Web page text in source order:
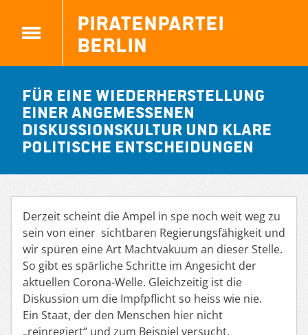
Piratenpartei
Berlin
Für eine Wiederherstellung
einer angemessenen
Diskussionskultur und klare
politische Entscheidungen
Derzeit scheint die Ampel in spe noch weit weg zu
sein von einer sichtbaren Regierungsfähigkeit und
wir spüren eine Art Machtvakuum an dieser Stelle.
So gibt es spärliche Schritte im Angesicht der
aktuellen Corona-Welle. Gleichzeitig ist die
Diskussion um die Impfpflicht so heiss wie nie.
Ein Staat, der den Menschen hier nicht
„reinregiert“ und zum Beispiel versucht,